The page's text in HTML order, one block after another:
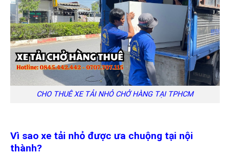
CHO THUÊ XE TẢI NHỎ CHỞ HÀNG TẠI TPHCM
Vì sao xe tải nhỏ được ưa chuộng tại nội
thành?